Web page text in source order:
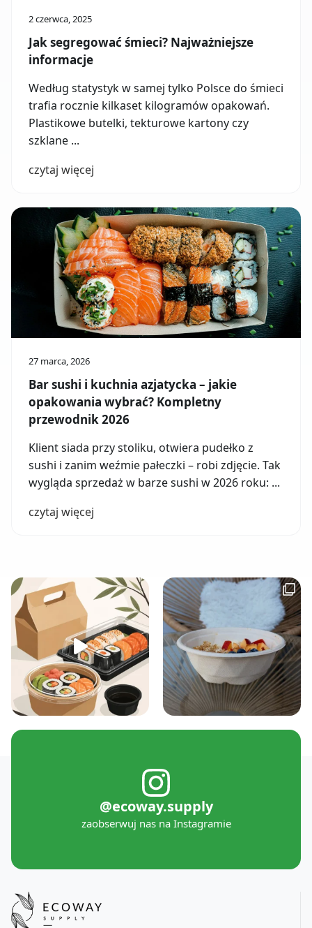
2 czerwca, 2025
Jak segregować śmieci? Najważniejsze
informacje
Według statystyk w samej tylko Polsce do śmieci
trafia rocznie kilkaset kilogramów opakowań.
Plastikowe butelki, tekturowe kartony czy
szklane ...
czytaj więcej
27 marca, 2026
Bar sushi i kuchnia azjatycka – jakie
opakowania wybrać? Kompletny
przewodnik 2026
Klient siada przy stoliku, otwiera pudełko z
sushi i zanim weźmie pałeczki – robi zdjęcie. Tak
wygląda sprzedaż w barze sushi w 2026 roku: ...
czytaj więcej
@ecoway.supply
zaobserwuj nas na Instagramie